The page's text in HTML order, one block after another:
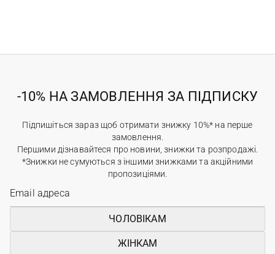
-10% НА ЗАМОВЛЕННЯ ЗА ПІДПИСКУ
Підпишіться зараз щоб отримати знижку 10%* на перше
замовлення.
Першими дізнавайтеся про новини, знижки та розпродажі.
*Знижки не сумуються з іншими знижками та акційними
пропозиціями.
ЧОЛОВІКАМ
ЖІНКАМ